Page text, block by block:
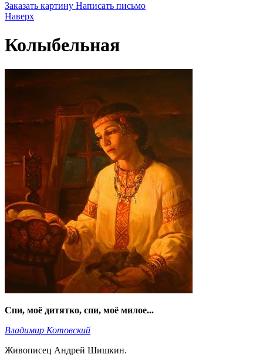
Заказать картину Написать письмо
Наверх
Колыбельная
Спи, моё дитятко, спи, моё милое...
Владимир Котовский
Живописец Андрей Шишкин.